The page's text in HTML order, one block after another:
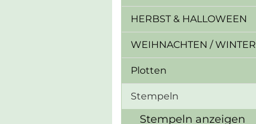
HERBST & HALLOWEEN
WEIHNACHTEN / WINTER
Plotten
Stempeln
Stempeln anzeigen